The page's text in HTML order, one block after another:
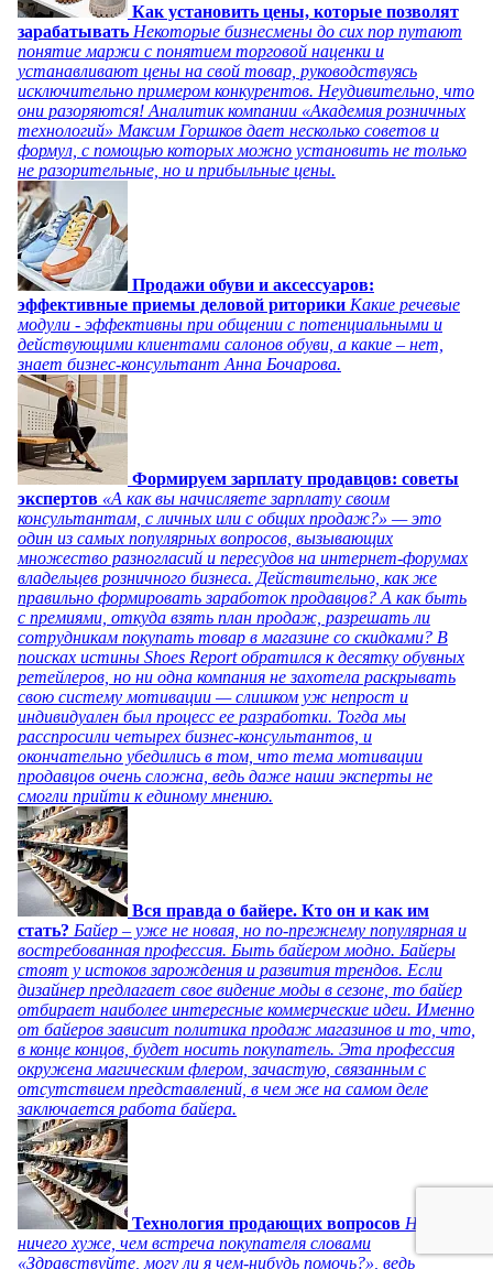
Как установить цены, которые позволят
зарабатывать Некоторые бизнесмены до сих пор путают
понятие маржи с понятием торговой наценки и
устанавливают цены на свой товар, руководствуясь
исключительно примером конкурентов. Неудивительно, что
они разоряются! Аналитик компании «Академия розничных
технологий» Максим Горшков дает несколько советов и
формул, с помощью которых можно установить не только
не разорительные, но и прибыльные цены.
Продажи обуви и аксессуаров:
эффективные приемы деловой риторики Какие речевые
модули - эффективны при общении с потенциальными и
действующими клиентами салонов обуви, а какие – нет,
знает бизнес-консультант Анна Бочарова.
Формируем зарплату продавцов: советы
экспертов «А как вы начисляете зарплату своим
консультантам, с личных или с общих продаж?» — это
один из самых популярных вопросов, вызывающих
множество разногласий и пересудов на интернет-форумах
владельцев розничного бизнеса. Действительно, как же
правильно формировать заработок продавцов? А как быть
с премиями, откуда взять план продаж, разрешать ли
сотрудникам покупать товар в магазине со скидками? В
поисках истины Shoes Report обратился к десятку обувных
ретейлеров, но ни одна компания не захотела раскрывать
свою систему мотивации — слишком уж непрост и
индивидуален был процесс ее разработки. Тогда мы
расспросили четырех бизнес-консультантов, и
окончательно убедились в том, что тема мотивации
продавцов очень сложна, ведь даже наши эксперты не
смогли прийти к единому мнению.
Вся правда о байере. Кто он и как им
стать? Байер – уже не новая, но по-прежнему популярная и
востребованная профессия. Быть байером модно. Байеры
стоят у истоков зарождения и развития трендов. Если
дизайнер предлагает свое видение моды в сезоне, то байер
отбирает наиболее интересные коммерческие идеи. Именно
от байеров зависит политика продаж магазинов и то, что,
в конце концов, будет носить покупатель. Эта профессия
окружена магическим флером, зачастую, связанным с
отсутствием представлений, в чем же на самом деле
заключается работа байера.
Технология продающих вопросов Нет
ничего хуже, чем встреча покупателя словами
«Здравствуйте, могу ли я чем-нибудь помочь?», ведь